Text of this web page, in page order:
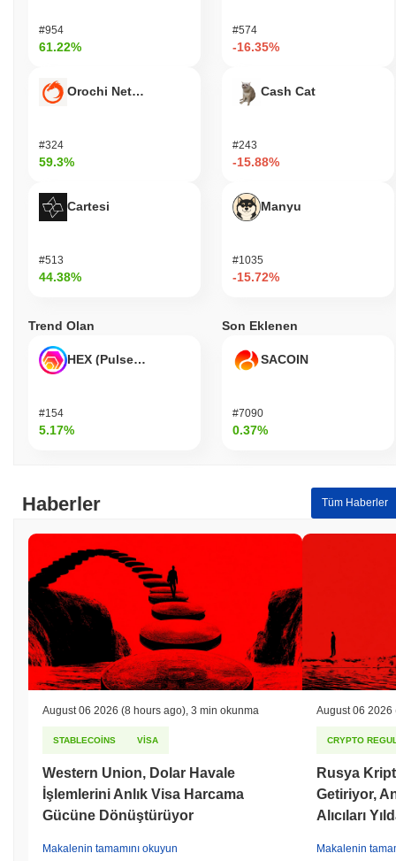
#954
61.22%
Orochi Network
#324
59.3%
Cartesi
#513
44.38%
#574
-16.35%
Cash Cat
#243
-15.88%
Manyu
#1035
-15.72%
Trend Olan
HEX (Pulsechain)
#154
5.17%
Son Eklenen
SACOIN
#7090
0.37%
Haberler Tüm Haberler
August 06 2026 (8 hours ago) 3 min okunma
STABLECOINS VISA
Western Union, Dolar Havale
İşlemlerini Anlık Visa Harcama
Gücüne Dönüştürüyor
Makalenin tamamını okuyun
August 06 2026
CRYPTO
Rusya
Getiriyor,
Alıcıları
Makalenin